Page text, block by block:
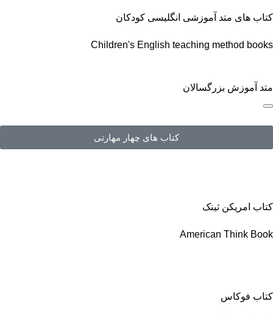
کتاب های متد آموزشی انگلیسی کودکان
Children's English teaching method books
متد آموزش بزرگسالان
کتاب های چهار مهارتی
کتاب امریکن ثینک
American Think Book
کتاب فوکاس